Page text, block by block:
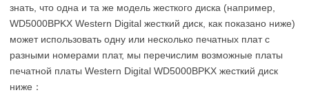
знать, что одна и та же модель жесткого диска (например,
WD5000BPKX Western Digital жесткий диск, как показано ниже)
может использовать одну или несколько печатных плат с
разными номерами плат, мы перечислим возможные платы
печатной платы Western Digital WD5000BPKX жесткий диск
ниже：